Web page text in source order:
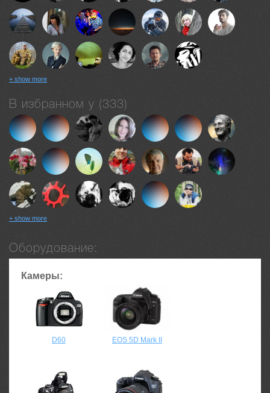
+ show more
В избранном у (333)
+ show more
Оборудование:
Камеры:
D60 EOS 5D Mark II